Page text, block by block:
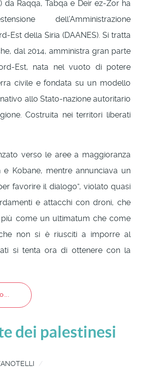
da Raqqa, Tabqa e Deir ez-Zor ha
dell’Amministrazione
Est della Siria (DAANES). Si tratta
dal 2014, amministra gran parte
Est, nata nel vuoto di potere
civile e fondata su un modello
allo Stato-nazione autoritario
Costruita nei territori liberati
verso le aree a maggioranza
e Kobane, mentre annunciava un
favorire il dialogo”, violato quasi
e attacchi con droni, che
come un ultimatum che come
che non si è riusciti a imporre al
si tenta ora di ottenere con la
dei palestinesi